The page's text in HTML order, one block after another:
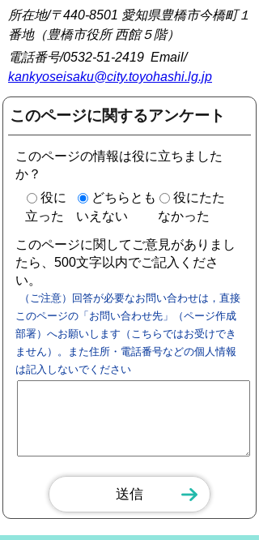
所在地/〒440-8501 愛知県豊橋市今橋町１
番地（豊橋市役所 西館５階）
電話番号/0532-51-2419 Email/
kankyoseisaku@city.toyohashi.lg.jp
このページに関するアンケート
このページの情報は役に立ちました
か？
役に
立った
どちらとも
いえない
役にたた
なかった
このページに関してご意見がありまし
たら、500文字以内でご記入くださ
い。
（ご注意）回答が必要なお問い合わせは，直接
このページの「お問い合わせ先」（ページ作成
部署）へお願いします（こちらではお受けでき
ません）。また住所・電話番号などの個人情報
は記入しないでください